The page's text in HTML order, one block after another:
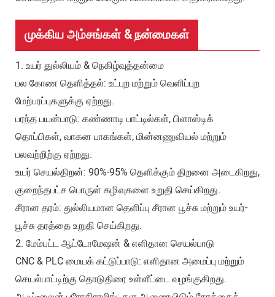
முக்கிய அம்சங்கள் & நன்மைகள்
1. உயர் துல்லியம் & நெகிழ்வுத்தன்மை
பல கோண தெளித்தல்: உட்புற மற்றும் வெளிப்புற
மேற்பரப்புகளுக்கு ஏற்றது.
பரந்த பயன்பாடு: கண்ணாடி பாட்டில்கள், பிளாஸ்டிக்
தொப்பிகள், வாகன பாகங்கள், மின்னணுவியல் மற்றும்
பலவற்றிற்கு ஏற்றது.
உயர் செயல்திறன்: 90%-95% தெளிக்கும் திறனை அடைகிறது,
குறைந்தபட்ச பொருள் கழிவுகளை உறுதி செய்கிறது.
சீரான தரம்: துல்லியமான தெளிப்பு சீரான பூச்சு மற்றும் உயர்-
பூச்சு தரத்தை உறுதி செய்கிறது.
2. மேம்பட்ட ஆட்டோமேஷன் & எளிதான செயல்பாடு
CNC & PLC மையக் கட்டுப்பாடு: எளிதான அமைப்பு மற்றும்
செயல்பாட்டிற்கு தொடுதிரை உள்ளீட்டை வழங்குகிறது.